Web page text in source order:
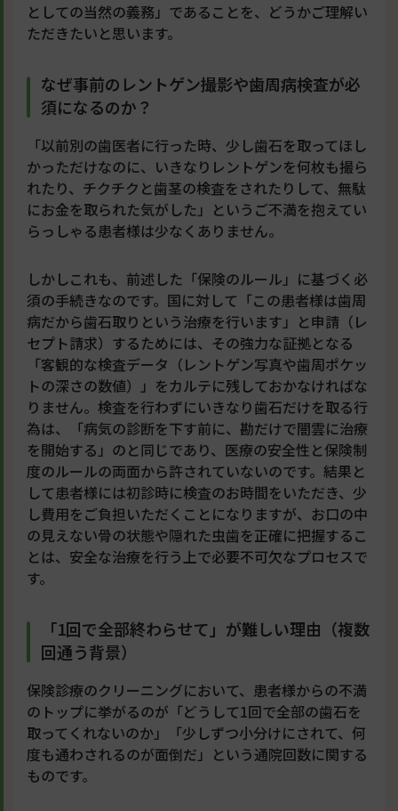
としての当然の義務」であることを、どうかご理解い
ただきたいと思います。
なぜ事前のレントゲン撮影や歯周病検査が必
須になるのか？
「以前別の歯医者に行った時、少し歯石を取ってほし
かっただけなのに、いきなりレントゲンを何枚も撮ら
れたり、チクチクと歯茎の検査をされたりして、無駄
にお金を取られた気がした」というご不満を抱えてい
らっしゃる患者様は少なくありません。
しかしこれも、前述した「保険のルール」に基づく必
須の手続きなのです。国に対して「この患者様は歯周
病だから歯石取りという治療を行います」と申請（レ
セプト請求）するためには、その強力な証拠となる
「客観的な検査データ（レントゲン写真や歯周ポケッ
トの深さの数値）」をカルテに残しておかなければな
りません。検査を行わずにいきなり歯石だけを取る行
為は、「病気の診断を下す前に、勘だけで闇雲に治療
を開始する」のと同じであり、医療の安全性と保険制
度のルールの両面から許されていないのです。結果と
して患者様には初診時に検査のお時間をいただき、少
し費用をご負担いただくことになりますが、お口の中
の見えない骨の状態や隠れた虫歯を正確に把握するこ
とは、安全な治療を行う上で必要不可欠なプロセスで
す。
「1回で全部終わらせて」が難しい理由（複数
回通う背景）
保険診療のクリーニングにおいて、患者様からの不満
のトップに挙がるのが「どうして1回で全部の歯石を
取ってくれないのか」「少しずつ小分けにされて、何
度も通わされるのが面倒だ」という通院回数に関する
ものです。